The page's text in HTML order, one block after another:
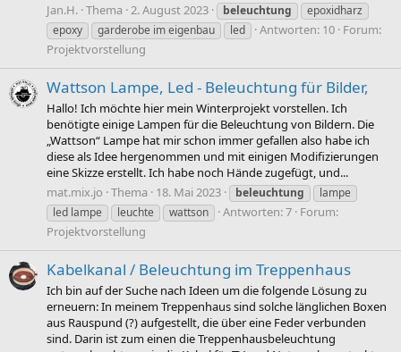
Jan.H. Thema 2. August 2023 beleuchtung
epoxidharz
epoxy
garderobe im eigenbau led Antworten: 10 Forum:
Projektvorstellung
Wattson Lampe, Led - Beleuchtung für Bilder,
Hallo! Ich möchte hier mein Winterprojekt vorstellen. Ich
benötigte einige Lampen für die Beleuchtung von Bildern. Die
„Wattson“ Lampe hat mir schon immer gefallen also habe ich
diese als Idee hergenommen und mit einigen Modifizierungen
eine Skizze erstellt. Ich habe noch Hände zugefügt, und...
mat.mix.jo Thema 18. Mai 2023 beleuchtung
lampe
led lampe
leuchte wattson Antworten: 7 Forum:
Projektvorstellung
Kabelkanal / Beleuchtung im Treppenhaus
Ich bin auf der Suche nach Ideen um die folgende Lösung zu
erneuern: In meinem Treppenhaus sind solche länglichen Boxen
aus Rauspund (?) aufgestellt, die über eine Feder verbunden
sind. Darin ist zum einen die Treppenhausbeleuchtung